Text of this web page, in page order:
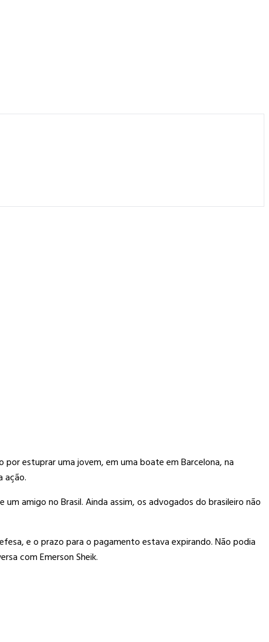
por estuprar uma jovem, em uma boate em Barcelona, na
ação.
amigo no Brasil. Ainda assim, os advogados do brasileiro não
e o prazo para o pagamento estava expirando. Não podia
com Emerson Sheik.